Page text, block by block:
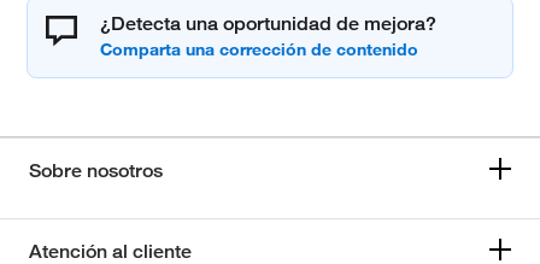
¿Detecta una oportunidad de mejora?
Sobre nosotros
Atención al cliente